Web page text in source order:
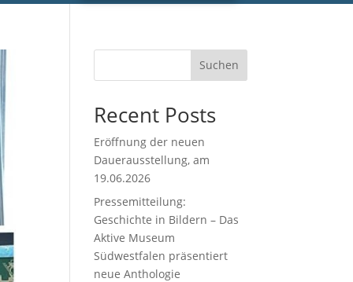
Suchen
Recent Posts
Eröffnung der neuen
Dauerausstellung, am
19.06.2026
Pressemitteilung:
Geschichte in Bildern – Das
Aktive Museum
Südwestfalen präsentiert
neue Anthologie